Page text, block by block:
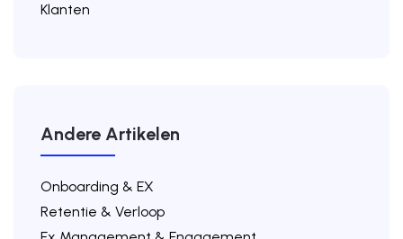
Klanten
Andere Artikelen
Onboarding & EX
Retentie & Verloop